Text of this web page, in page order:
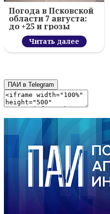
Погода в Псковской
области 7 августа:
до +25 и грозы
Читать далее
ПАИ в Telegram